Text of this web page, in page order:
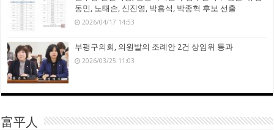
동민, 노태손, 신진영, 박흥석, 박종혁 후보 선출
2026/04/17 14:53
부평구의회, 의원발의 조례안 2건 상임위 통과
2026/03/25 11:03
富平人